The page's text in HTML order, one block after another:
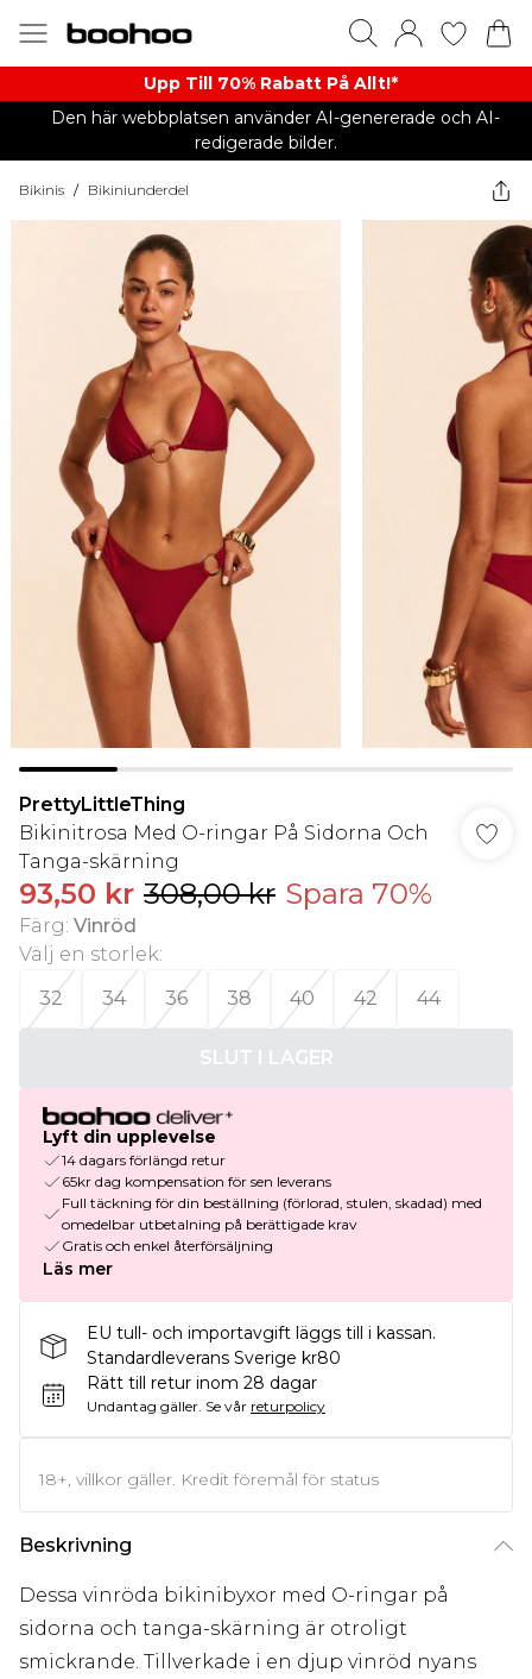
Upp Till 70% Rabatt På Allt!*
Den här webbplatsen använder AI-genererade och AI-
redigerade bilder.
Bikinis / Bikiniunderdel
PrettyLittleThing
Bikinitrosa Med O-ringar På Sidorna Och
Tanga-skärning
93,50 kr 308,00 kr Spara 70%
Färg: Vinröd
Välj en storlek:
32
34 36 38 40 42 44
SLUT I LAGER
Lyft din upplevelse
14 dagars förlängd retur
65kr dag kompensation för sen leverans
Full täckning för din beställning (förlorad, stulen, skadad) med
omedelbar utbetalning på berättigade krav
Gratis och enkel återförsäljning
Läs mer
EU tull- och importavgift läggs till i kassan.
Standardleverans Sverige kr80
Rätt till retur inom 28 dagar
Undantag gäller. Se vår returpolicy
18+, villkor gäller. Kredit föremål för status
Beskrivning
Dessa vinröda bikinibyxor med O-ringar på
sidorna och tanga-skärning är otroligt
smickrande. Tillverkade i en djup vinröd nyans